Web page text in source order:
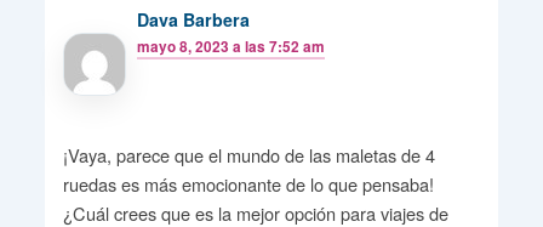
Dava Barbera
mayo 8, 2023 a las 7:52 am
¡Vaya, parece que el mundo de las maletas de 4
ruedas es más emocionante de lo que pensaba!
¿Cuál crees que es la mejor opción para viajes de